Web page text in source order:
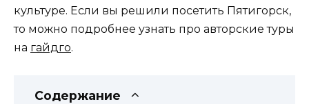
культуре. Если вы решили посетить Пятигорск,
то можно подробнее узнать про авторские туры
на гайдго.
Содержание